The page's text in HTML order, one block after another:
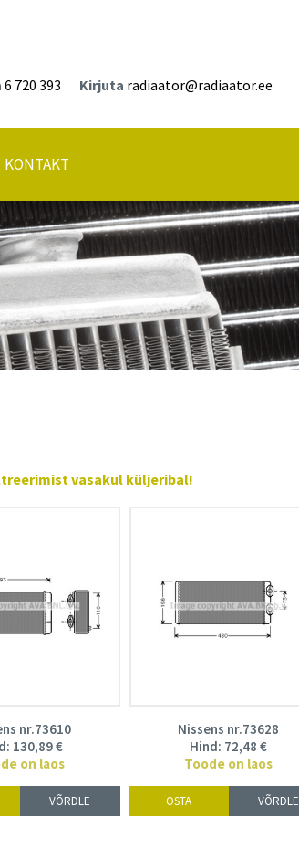
6 720 393 Kirjuta radiaator@radiaator.ee
KONTAKT
Asukoht kaardil
vasakul küljeribal!
nr.73610
130,89€
on laos
VÕRDLE
Nissens nr.73628
Hind: 72,48 €
Toode on laos
OSTA VÕRDLE